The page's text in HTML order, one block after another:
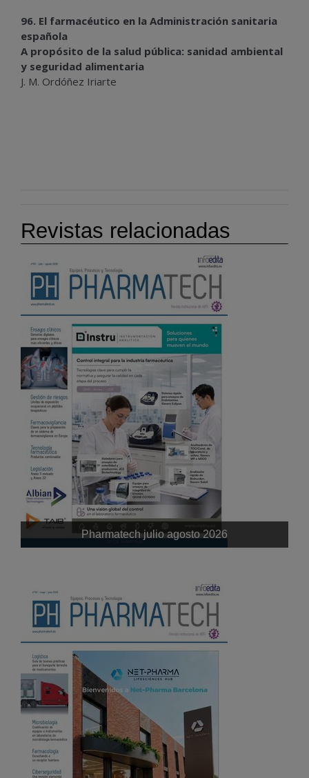
96. El farmacéutico en la Administración sanitaria
española
A propósito de la salud pública: sanidad ambiental
y seguridad alimentaria
J. M. Ordóñez Iriarte
Revistas relacionadas
Pharmatech julio agosto 2026